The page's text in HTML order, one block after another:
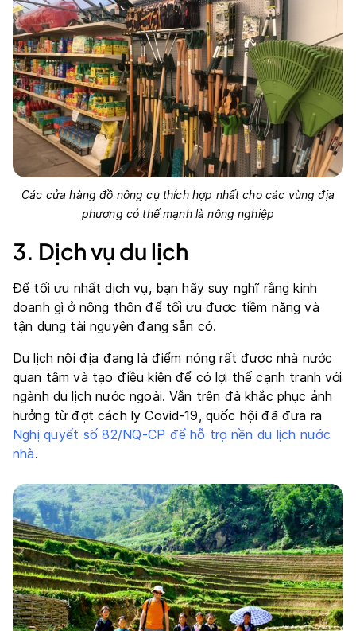
Các cửa hàng đồ nông cụ thích hợp nhất cho các vùng địa
phương có thế mạnh là nông nghiệp
3. Dịch vụ du lịch
Để tối ưu nhất dịch vụ, bạn hãy suy nghĩ rằng kinh
doanh gì ở nông thôn để tối ưu được tiềm năng và
tận dụng tài nguyên đang sẵn có.
Du lịch nội địa đang là điểm nóng rất được nhà nước
quan tâm và tạo điều kiện để có lợi thế cạnh tranh với
ngành du lịch nước ngoài. Vẫn trên đà khắc phục ảnh
hưởng từ đợt cách ly Covid-19, quốc hội đã đưa ra
Nghị quyết số 82/NQ-CP để hỗ trợ nền du lịch nước
nhà.